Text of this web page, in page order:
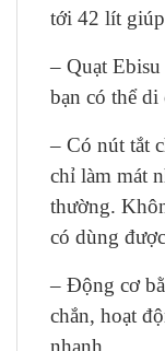
tới 42 lít
– Quạt
bạn có thể di
– Có nút tắt
chỉ làm mát
thường.
có dùng
– Động cơ
chắn, hoạt
nhanh.